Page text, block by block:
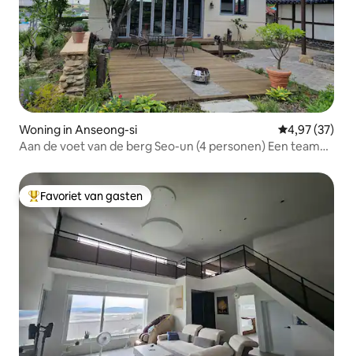
Woning in Anseong-si Gemiddelde
4,97 (37)
Aan de voet van de berg Seo-un (4 personen) Een team
'Inri 283'
Topfavoriet van gasten
Favoriet van gasten